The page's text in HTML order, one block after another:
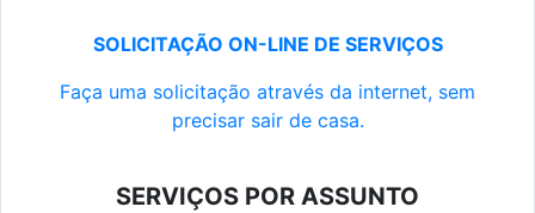
SOLICITAÇÃO ON-LINE DE SERVIÇOS
Faça uma solicitação através da internet, sem
precisar sair de casa.
SERVIÇOS POR ASSUNTO